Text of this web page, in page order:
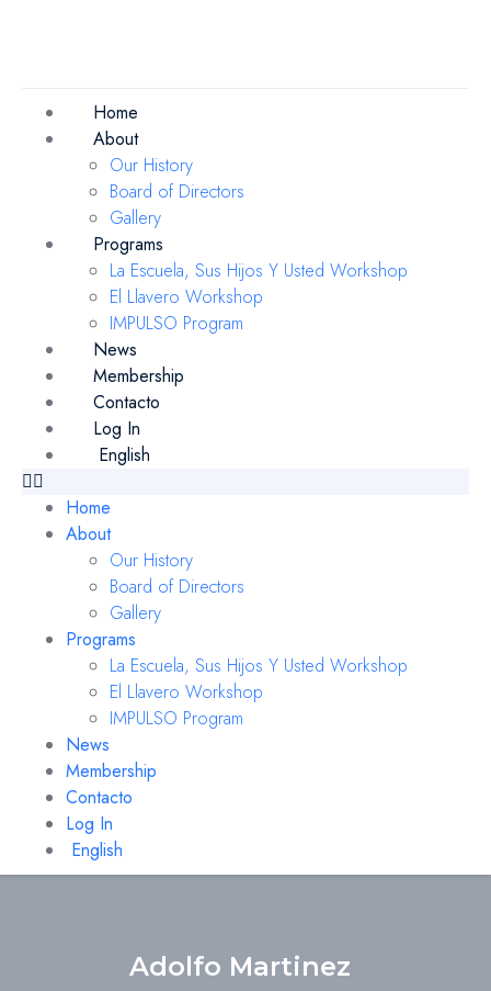
Home
About
Our History
Board of Directors
Gallery
Programs
La Escuela, Sus Hijos Y Usted Workshop
El Llavero Workshop
IMPULSO Program
News
Membership
Contacto
Log In
English
Home
About
Our History
Board of Directors
Gallery
Programs
La Escuela, Sus Hijos Y Usted Workshop
El Llavero Workshop
IMPULSO Program
News
Membership
Contacto
Log In
English
Adolfo Martinez